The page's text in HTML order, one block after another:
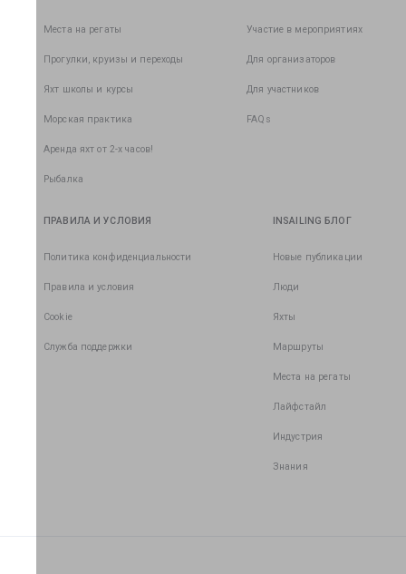
Места на регаты
Прогулки, круизы и переходы
Яхт школы и курсы
Морская практика
Аренда яхт от 2-х часов!
Рыбалка
Участие в мероприятиях
Для организаторов
Для участников
FAQs
ПРАВИЛА И УСЛОВИЯ
Политика конфиденциальности
Правила и условия
Cookie
Служба поддержки
INSAILING БЛОГ
Новые публикации
Люди
Яхты
Маршруты
Места на регаты
Лайфстайл
Индустрия
Знания